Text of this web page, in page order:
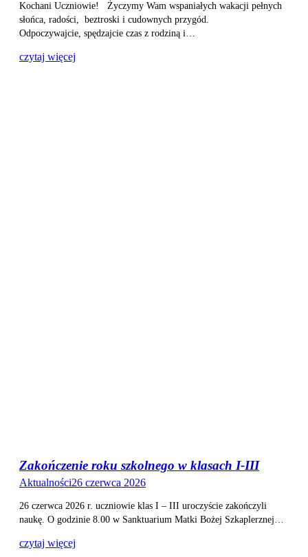
Kochani Uczniowie! Życzymy Wam wspaniałych wakacji pełnych
słońca, radości, beztroski i cudownych przygód.
Odpoczywajcie, spędzajcie czas z rodziną i…
czytaj więcej
Zakończenie roku szkolnego w klasach I-III
Aktualności26 czerwca 2026
26 czerwca 2026 r. uczniowie klas I – III uroczyście zakończyli
naukę. O godzinie 8.00 w Sanktuarium Matki Bożej Szkaplerznej…
czytaj więcej